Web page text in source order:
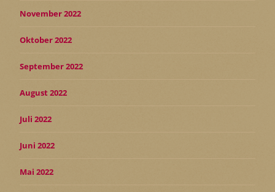
November 2022
Oktober 2022
September 2022
August 2022
Juli 2022
Juni 2022
Mai 2022